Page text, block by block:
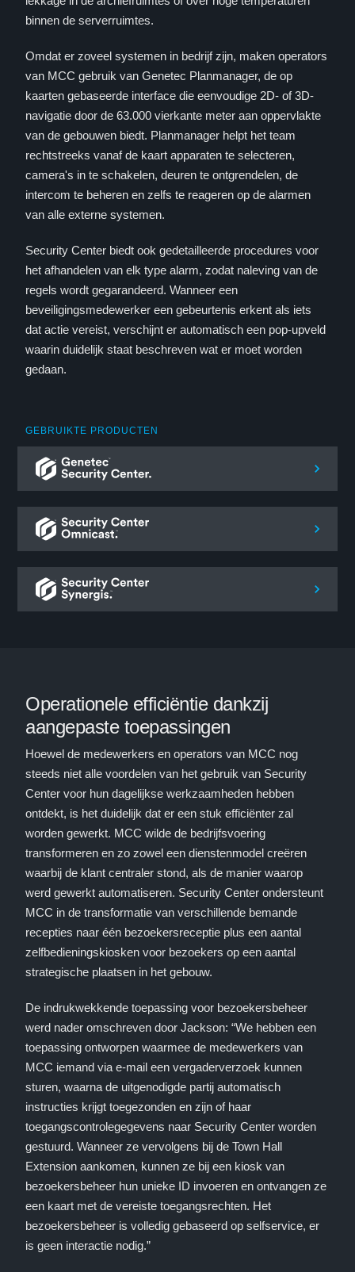
binnen de serverruimtes.
Omdat er zoveel systemen in bedrijf zijn, maken operators
van MCC gebruik van Genetec Planmanager, de op
kaarten gebaseerde interface die eenvoudige 2D- of 3D-
navigatie door de 63.000 vierkante meter aan oppervlakte
van de gebouwen biedt. Planmanager helpt het team
rechtstreeks vanaf de kaart apparaten te selecteren,
camera's in te schakelen, deuren te ontgrendelen, de
intercom te beheren en zelfs te reageren op de alarmen
van alle externe systemen.
Security Center biedt ook gedetailleerde procedures voor
het afhandelen van elk type alarm, zodat naleving van de
regels wordt gegarandeerd. Wanneer een
beveiligingsmedewerker een gebeurtenis erkent als iets
dat actie vereist, verschijnt er automatisch een pop-upveld
waarin duidelijk staat beschreven wat er moet worden
gedaan.
GEBRUIKTE PRODUCTEN
Operationele efficiëntie dankzij
aangepaste toepassingen
Hoewel de medewerkers en operators van MCC nog
steeds niet alle voordelen van het gebruik van Security
Center voor hun dagelijkse werkzaamheden hebben
ontdekt, is het duidelijk dat er een stuk efficiënter zal
worden gewerkt. MCC wilde de bedrijfsvoering
transformeren en zo zowel een dienstenmodel creëren
waarbij de klant centraler stond, als de manier waarop
werd gewerkt automatiseren. Security Center ondersteunt
MCC in de transformatie van verschillende bemande
recepties naar één bezoekersreceptie plus een aantal
zelfbedieningskiosken voor bezoekers op een aantal
strategische plaatsen in het gebouw.
De indrukwekkende toepassing voor bezoekersbeheer
werd nader omschreven door Jackson: “We hebben een
toepassing ontworpen waarmee de medewerkers van
MCC iemand via e-mail een vergaderverzoek kunnen
sturen, waarna de uitgenodigde partij automatisch
instructies krijgt toegezonden en zijn of haar
toegangscontrolegegevens naar Security Center worden
gestuurd. Wanneer ze vervolgens bij de Town Hall
Extension aankomen, kunnen ze bij een kiosk van
bezoekersbeheer hun unieke ID invoeren en ontvangen ze
een kaart met de vereiste toegangsrechten. Het
bezoekersbeheer is volledig gebaseerd op selfservice, er
is geen interactie nodig.”